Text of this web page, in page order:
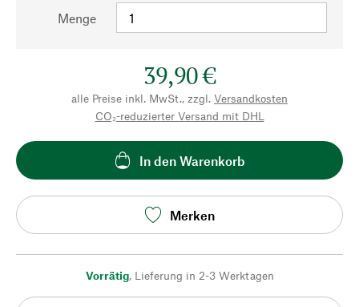
Menge
39,90 €
alle Preise inkl. MwSt., zzgl. Versandkosten
CO₂-reduzierter Versand mit DHL
In den Warenkorb
Merken
Vorrätig, Lieferung in 2-3 Werktagen